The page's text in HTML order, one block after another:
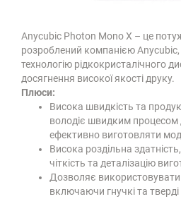
Anycubic Photon Mono X – це
розроблений компанією
технологію рідкокристалічного
досягнення високої якості друку.
Плюси:
Висока швидкість та
володіє швидким процесом
ефективно виготовляти
Висока роздільна
чіткість та деталізацію
Дозволяє використовувати
включаючи гнучкі та